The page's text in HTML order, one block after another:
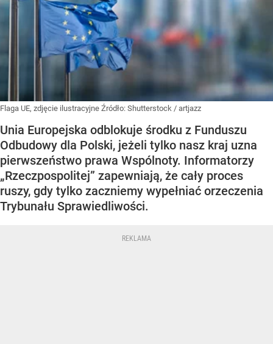
Flaga UE, zdjęcie ilustracyjne Źródło: Shutterstock / artjazz
Unia Europejska odblokuje środku z Funduszu
Odbudowy dla Polski, jeżeli tylko nasz kraj uzna
pierwszeństwo prawa Wspólnoty. Informatorzy
„Rzeczpospolitej” zapewniają, że cały proces
ruszy, gdy tylko zaczniemy wypełniać orzeczenia
Trybunału Sprawiedliwości.